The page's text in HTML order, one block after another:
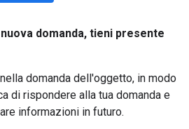
domanda, tieni presente
nella domanda dell'oggetto, in modo
di rispondere alla tua domanda e
informazioni in futuro.